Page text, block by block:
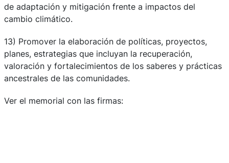
de adaptación y mitigación frente a impactos del
cambio climático.
13) Promover la elaboración de políticas, proyectos,
planes, estrategias que incluyan la recuperación,
valoración y fortalecimientos de los saberes y prácticas
ancestrales de las comunidades.
Ver el memorial con las firmas: